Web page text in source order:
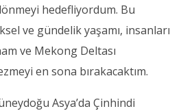
hedefliyordum. Bu
ve gündelik yaşamı, insanları
ve Mekong Deltası
en sona bırakacaktım.
Asya’da Çinhindi